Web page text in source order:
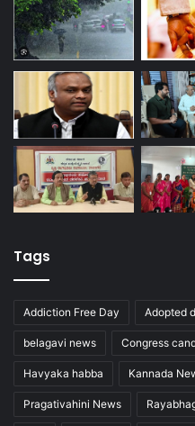
Tags
Addiction Free Day Adopted
belagavi news Congress
Havyaka habba Kannada
Pragativahini News